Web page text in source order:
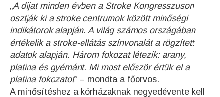
„A díjat minden évben a Stroke Kongresszuson
osztják ki a stroke centrumok között minőségi
indikátorok alapján. A világ számos országában
értékelik a stroke-ellátás színvonalát a rögzített
adatok alapján. Három fokozat létezik: arany,
platina és gyémánt. Mi most először értük el a
platina fokozatot” – mondta a főorvos.
A minősítéshez a kórházaknak negyedévente kell